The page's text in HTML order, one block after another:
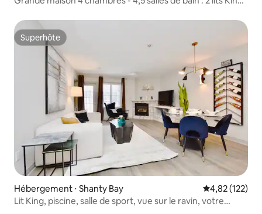
Superhôte
Superhôte
Hébergement ⋅ Shanty Bay Évaluation
4,82 (122)
Lit King, piscine, salle de sport, vue sur le ravin, votre